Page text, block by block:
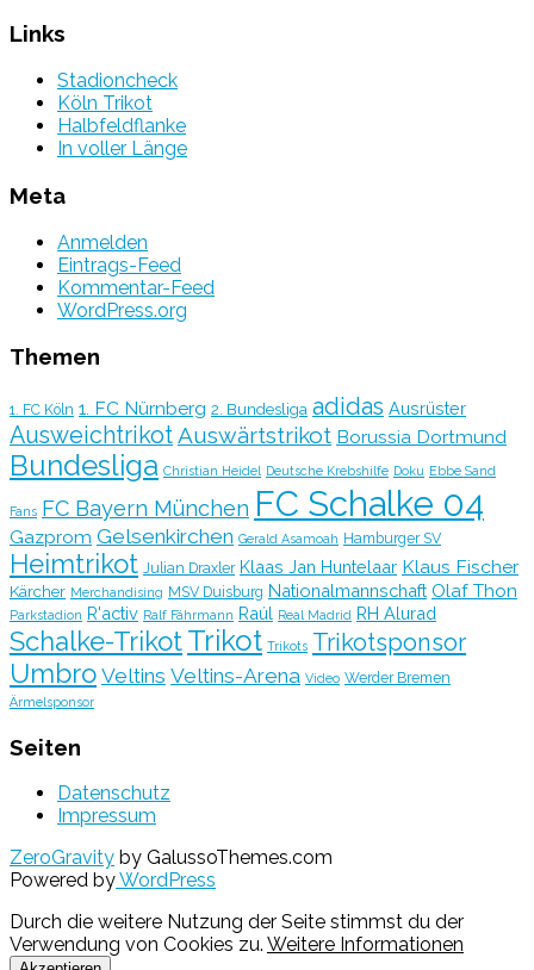
Links
Stadioncheck
Köln Trikot
Halbfeldflanke
In voller Länge
Meta
Anmelden
Eintrags-Feed
Kommentar-Feed
WordPress.org
Themen
1. FC Köln 1. FC Nürnberg 2. Bundesliga adidas Ausrüster
AusweichtrikotAuswärtstrikot Borussia Dortmund
Bundesliga Christian Heidel Deutsche Krebshilfe Doku Ebbe Sand
Fans FC Bayern München FC Schalke 04
Gazprom Gelsenkirchen Gerald Asamoah Hamburger SV
Heimtrikot Julian Draxler Klaas Jan Huntelaar Klaus Fischer
Kärcher Merchandising MSV Duisburg Nationalmannschaft Olaf Thon
Parkstadion R'activ Ralf Fährmann Raúl Real Madrid RH Alurad
Schalke-TrikotTrikot Trikots Trikotsponsor
Umbro Veltins Veltins-Arena Video Werder Bremen
Ärmelsponsor
Seiten
Datenschutz
Impressum
ZeroGravity by GalussoThemes.com
Powered byWordPress
Durch die weitere Nutzung der Seite stimmst du der
Verwendung von Cookies zu. Weitere Informationen